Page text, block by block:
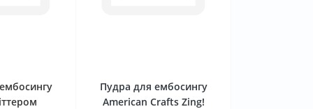
Пудра для ембосингу
American Crafts Zing!